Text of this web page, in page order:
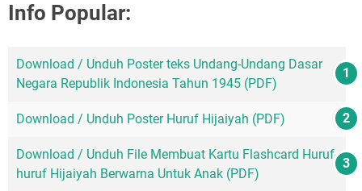
Info Popular:
Download / Unduh Poster teks Undang-Undang Dasar
Negara Republik Indonesia Tahun 1945 (PDF)
Download / Unduh Poster Huruf Hijaiyah (PDF)
Download / Unduh File Membuat Kartu Flashcard Huruf-
huruf Hijaiyah Berwarna Untuk Anak (PDF)